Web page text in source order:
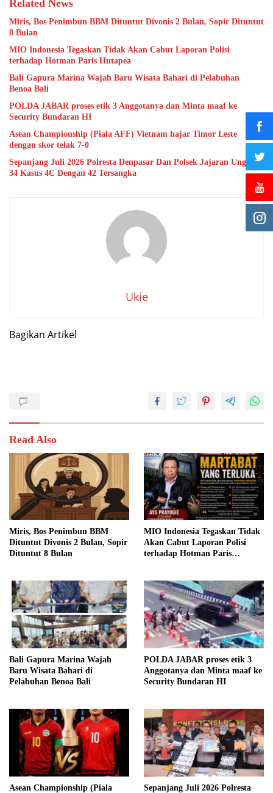
Related News
Miris, Bos Penimbun BBM Dituntut Divonis 2 Bulan, Sopir Dituntut
8 Bulan
MIO Indonesia Tegaskan Tidak Akan Cabut Laporan Polisi
terhadap Hotman Paris Hutapea
Bali Gapura Marina Wajah Baru Wisata Bahari di Pelabuhan
Benoa Bali
POLDA JABAR proses etik 3 Anggotanya dan Minta maaf ke
Security Bundaran HI
Asean Championship (Piala AFF) Vietnam hajar Timor Leste
dengan skor telak 7-0
Sepanjang Juli 2026 Polresta Denpasar Dan Polsek Jajaran Ungkap
34 Kasus 4C Dengan 42 Tersangka
Ukie
Bagikan Artikel
Read Also
Miris, Bos Penimbun BBM
Dituntut Divonis 2 Bulan, Sopir
Dituntut 8 Bulan
MIO Indonesia Tegaskan Tidak
Akan Cabut Laporan Polisi
terhadap Hotman Paris
Bali Gapura Marina Wajah
Baru Wisata Bahari di
Pelabuhan Benoa Bali
POLDA JABAR proses etik 3
Anggotanya dan Minta maaf ke
Security Bundaran HI
Asean Championship (Piala
Sepanjang Juli 2026 Polresta